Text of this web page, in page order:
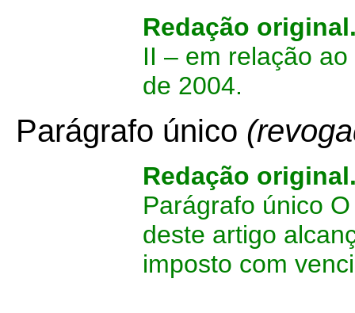
Redação
II – em relação
de 2004.
Parágrafo único
Redação
Parágrafo único
deste artigo
imposto com